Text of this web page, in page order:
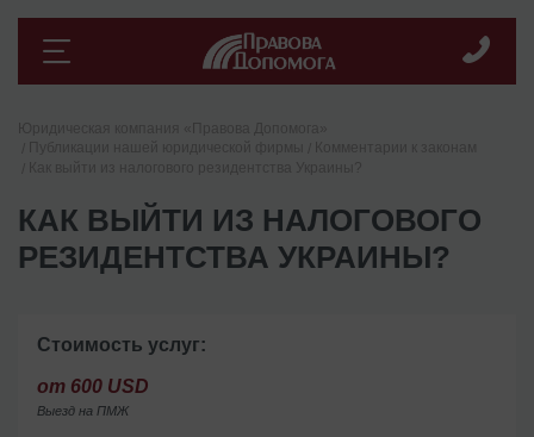
КАК ВЫЙТИ ИЗ НАЛОГОВОГО
РЕЗИДЕНТСТВА УКРАИНЫ?
Стоимость услуг:
от 600 USD
Выезд на ПМЖ